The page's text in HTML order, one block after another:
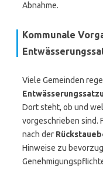
Abnahme.
Kommunale
Viele Gemeinden
Dort steht, ob und
vorgeschrieben sind.
nach der
Hinweise zu